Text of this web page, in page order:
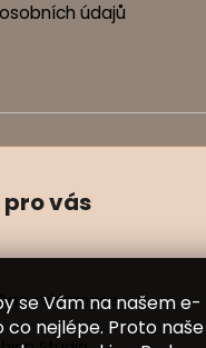
se Vám na našem e-
co nejlépe. Proto naše
údajů
vás
reklamace